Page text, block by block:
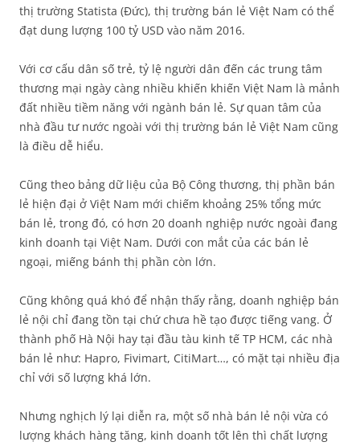
thị trường Statista (Đức), thị trường bán lẻ Việt Nam có thể
đạt dung lượng 100 tỷ USD vào năm 2016.
Với cơ cấu dân số trẻ, tỷ lệ người dân đến các trung tâm
thương mại ngày càng nhiều khiến khiến Việt Nam là mảnh
đất nhiều tiềm năng với ngành bán lẻ. Sự quan tâm của
nhà đầu tư nước ngoài với thị trường bán lẻ Việt Nam cũng
là điều dễ hiểu.
Cũng theo bảng dữ liệu của Bộ Công thương, thị phần bán
lẻ hiện đại ở Việt Nam mới chiếm khoảng 25% tổng mức
bán lẻ, trong đó, có hơn 20 doanh nghiệp nước ngoài đang
kinh doanh tại Việt Nam. Dưới con mắt của các bán lẻ
ngoại, miếng bánh thị phần còn lớn.
Cũng không quá khó để nhận thấy rằng, doanh nghiệp bán
lẻ nội chỉ đang tồn tại chứ chưa hề tạo được tiếng vang. Ở
thành phố Hà Nội hay tại đầu tàu kinh tế TP HCM, các nhà
bán lẻ như: Hapro, Fivimart, CitiMart…, có mặt tại nhiều địa
chỉ với số lượng khá lớn.
Nhưng nghịch lý lại diễn ra, một số nhà bán lẻ nội vừa có
lượng khách hàng tăng, kinh doanh tốt lên thì chất lượng